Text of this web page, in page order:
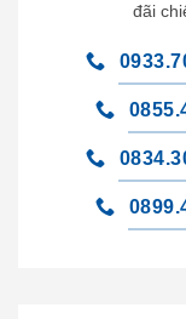
đãi